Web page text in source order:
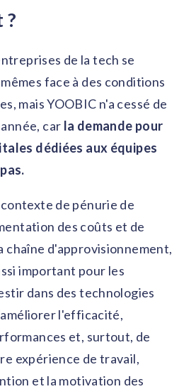
?
de la tech se
face à des conditions
mais YOOBIC n'a cessé de
car la demande pour
dédiées aux équipes
de pénurie de
des coûts et de
chaîne d'approvisionnement,
important pour les
dans des technologies
l'efficacité,
et, surtout, de
expérience de travail,
et la motivation des